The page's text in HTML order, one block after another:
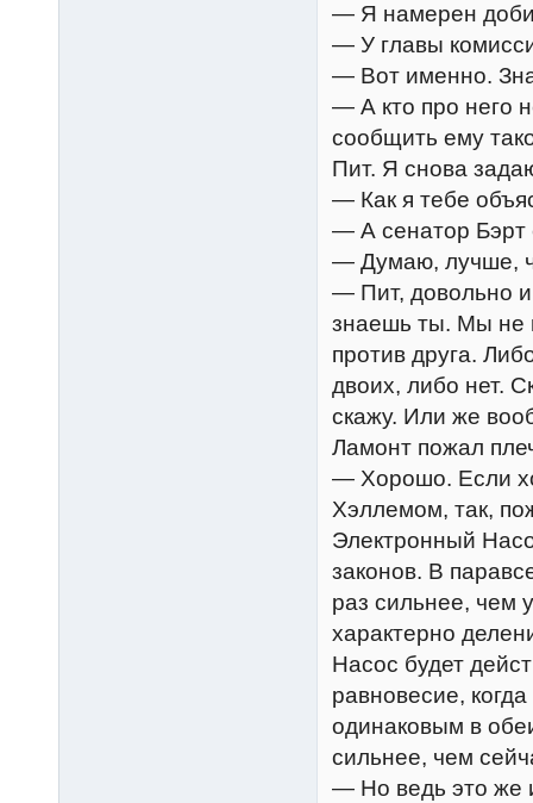
— Я намерен
— У главы
— Вот именно.
— А кто про него
сообщить ему
Пит. Я снова
— Как я тебе
— А сенатор Бэрт
— Думаю, лучше,
— Пит, довольно
знаешь ты. Мы не
против друга.
двоих, либо нет.
скажу. Или же
Ламонт пожал
— Хорошо. Если
Хэллемом, так,
Электронный
законов. В
раз сильнее, чем
характерно
Насос будет
равновесие,
одинаковым в
сильнее, чем
— Но ведь это же